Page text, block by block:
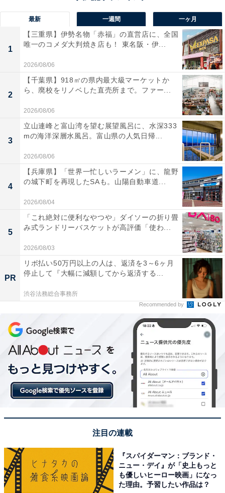
最新 一週間 一ヶ月
1
【三重県】伊勢名物「赤福」の直営店に、全国
唯一のコメダ大判焼き店も！ 東名阪・伊...
2026/08/06
2
【千葉県】918㎡の県内最大級マーケットか
ら、廃校をリノベした直売所まで。ファー...
2026/08/06
3
立山連峰と富山湾を望む展望風呂に、水深333
mの海洋深層水風呂。富山県の人気日帰...
2026/08/06
4
【兵庫県】「世界一忙しいラーメン」に、龍野
の城下町を再現したSAも。山陽自動車道...
2026/08/04
5
「これ絶対に便利なやつや」ダイソーの折り畳
み式ランドリーバスケットが高評価「使わ...
2026/08/03
PR
リボ払い50万円以上の人は、返済を3～6ヶ月
停止して『大幅に減額してから返済する...
渋谷法務総合事務所
Recommended by
注目の連載
『スパイダーマン：ブランド・
ニュー・デイ』が「史上もっと
も優しいヒーロー映画」になっ
た理由。予習したい作品は？